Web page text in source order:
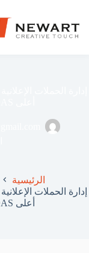
الرئيسية
إدارة الحملات
أعلى ROAS وتزيد المبيعات بثبات